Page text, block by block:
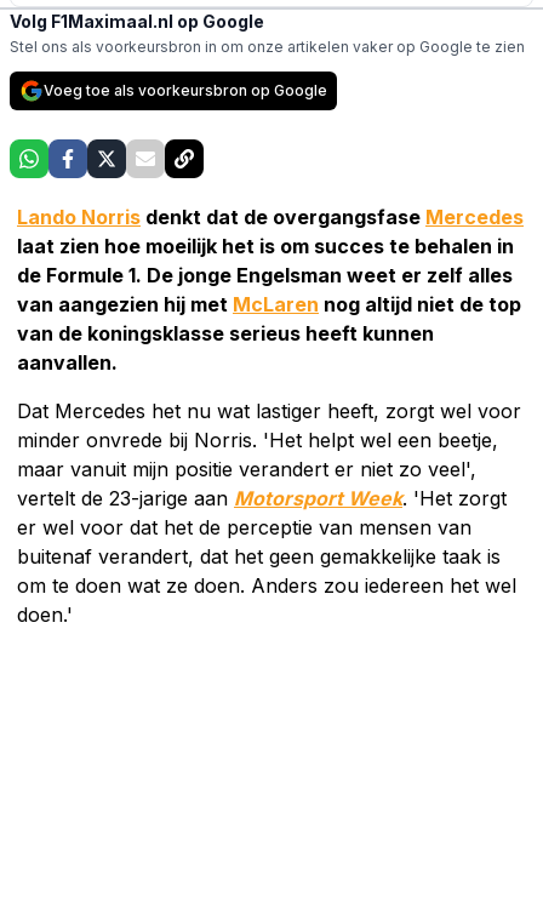
Volg F1Maximaal.nl op Google
Stel ons als voorkeursbron in om onze artikelen vaker op Google te zien
Voeg toe als voorkeursbron op Google
Lando Norris denkt dat de overgangsfase Mercedes
laat zien hoe moeilijk het is om succes te behalen in
de Formule 1. De jonge Engelsman weet er zelf alles
van aangezien hij met McLaren nog altijd niet de top
van de koningsklasse serieus heeft kunnen
aanvallen.
Dat Mercedes het nu wat lastiger heeft, zorgt wel voor
minder onvrede bij Norris. 'Het helpt wel een beetje,
maar vanuit mijn positie verandert er niet zo veel',
vertelt de 23-jarige aan Motorsport Week. 'Het zorgt
er wel voor dat het de perceptie van mensen van
buitenaf verandert, dat het geen gemakkelijke taak is
om te doen wat ze doen. Anders zou iedereen het wel
doen.'